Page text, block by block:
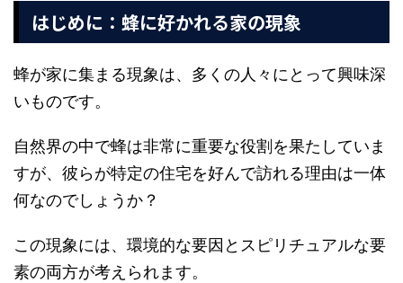
はじめに：蜂に好かれる家の現象
蜂が家に集まる現象は、多くの人々にとって興味深
いものです。
自然界の中で蜂は非常に重要な役割を果たしていま
すが、彼らが特定の住宅を好んで訪れる理由は一体
何なのでしょうか？
この現象には、環境的な要因とスピリチュアルな要
素の両方が考えられます。